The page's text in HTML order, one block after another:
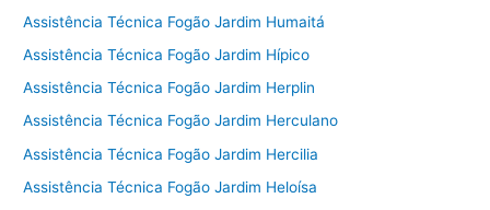
Assistência Técnica Fogão Jardim Humaitá
Assistência Técnica Fogão Jardim Hípico
Assistência Técnica Fogão Jardim Herplin
Assistência Técnica Fogão Jardim Herculano
Assistência Técnica Fogão Jardim Hercilia
Assistência Técnica Fogão Jardim Heloísa